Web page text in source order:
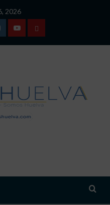
2026
YoutubeTÉRMINOS
DE
USO